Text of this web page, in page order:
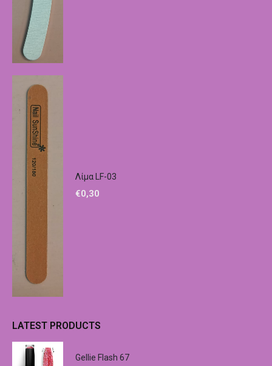
Λίμα LF-03
€0,30
LATEST PRODUCTS
Gellie Flash 67